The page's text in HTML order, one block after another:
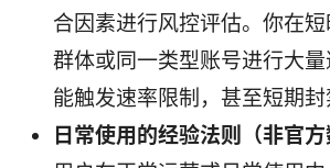
合因素进行风控评估。你在
群体或同一类型账号进行大
能触发速率限制，甚至短期封
日常使用的经验法则（非官方